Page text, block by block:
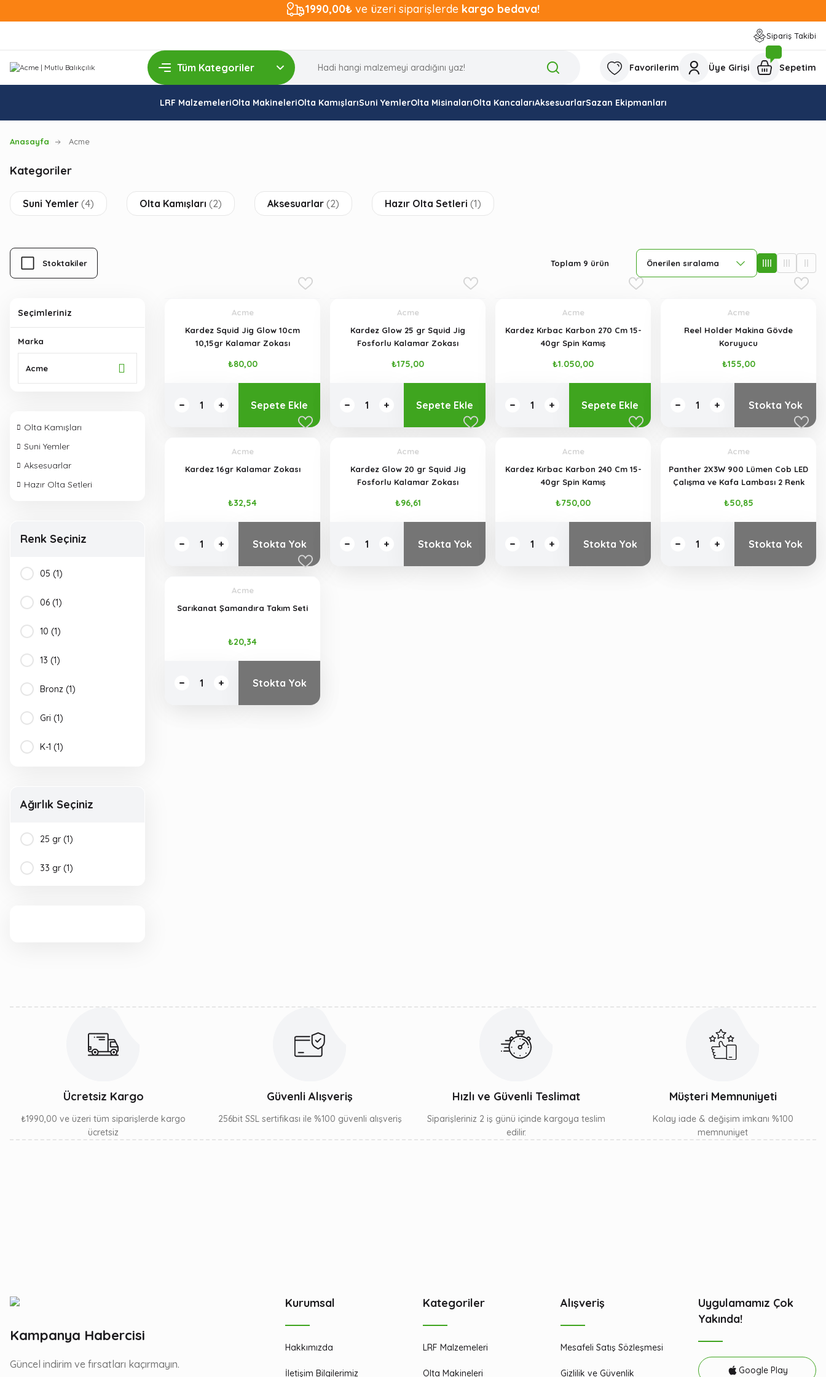
1990,00₺ ve üzeri siparişlerde kargo bedava!
Sipariş Takibi
Favorilerim Üye Girişi Sepetim
LRF MalzemeleriOlta MakineleriOlta KamışlarıSuni YemlerOlta MisinalarıOlta KancalarıAksesuarlarSazan Ekipmanları
Anasayfa Acme
Kategoriler
Suni Yemler (4) Olta Kamışları (2) Aksesuarlar (2) Hazır Olta Setleri (1)
Stoktakiler Toplam 9 ürün
Seçimleriniz
Marka
Acme
Olta Kamışları
Suni Yemler
Aksesuarlar
Hazır Olta Setleri
Renk Seçiniz
05 (1)
06 (1)
10 (1)
13 (1)
Bronz (1)
Gri (1)
K-1 (1)
K-3 (1)
K-4 (1)
K-5 (1)
K-KB (1)
K-M (1)
Ağırlık Seçiniz
25 gr (1)
33 gr (1)
Acme
Kardez Squid Jig Glow 10cm
10,15gr Kalamar Zokası
₺80,00
Sepete Ekle
Acme
Kardez Glow 25 gr Squid Jig
Fosforlu Kalamar Zokası
₺175,00
Sepete Ekle
Acme
Kardez Kırbac Karbon 270 Cm 15-
40gr Spin Kamış
₺1.050,00
Sepete Ekle
Acme
Reel Holder Makina Gövde
Koruyucu
₺155,00
Stokta Yok
Acme
Kardez 16gr Kalamar Zokası
₺32,54
Stokta Yok
Acme
Kardez Glow 20 gr Squid Jig
Fosforlu Kalamar Zokası
₺96,61
Stokta Yok
Acme
Kardez Kırbac Karbon 240 Cm 15-
40gr Spin Kamış
₺750,00
Stokta Yok
Acme
Panther 2X3W 900 Lümen Cob LED
Çalışma ve Kafa Lambası 2 Renk
₺50,85
Stokta Yok
Acme
Sarıkanat Şamandıra Takım Seti
₺20,34
Stokta Yok
Ücretsiz Kargo
₺1990,00 ve üzeri tüm siparişlerde kargo
ücretsiz
Güvenli Alışveriş
256bit SSL sertifikası ile %100 güvenli alışveriş
Hızlı ve Güvenli Teslimat
Siparişleriniz 2 iş günü içinde kargoya teslim
edilir.
Müşteri Memnuniyeti
Kolay iade & değişim imkanı %100
memnuniyet
Kampanya Habercisi
Güncel indirim ve fırsatları kaçırmayın.
Kurumsal
Hakkımızda
İletişim Bilgilerimiz
Kategoriler
LRF Malzemeleri
Olta Makineleri
Alışveriş
Mesafeli Satış Sözleşmesi
Gizlilik ve Güvenlik
Uygulamamız Çok
Yakında!
Google Play